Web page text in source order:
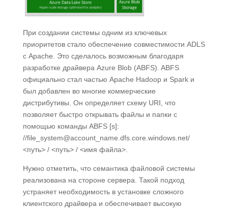
При создании системы одним из ключевых
приоритетов стало обеспечение совместимости ADLS
с Apache. Это сделалось возможным благодаря
разработке драйвера Azure Blob (ABFS). ABFS
официально стал частью Apache Hadoop и Spark и
был добавлен во многие коммерческие
дистрибутивы. Он определяет схему URI, что
позволяет быстро открывать файлы и папки с
помощью команды ABFS [s]:
//file_system@account_name.dfs.core.windows.net/
<путь> / <путь> / <имя файла>.
Нужно отметить, что семантика файловой системы
реализована на стороне сервера. Такой подход
устраняет необходимость в установке сложного
клиентского драйвера и обеспечивает высокую